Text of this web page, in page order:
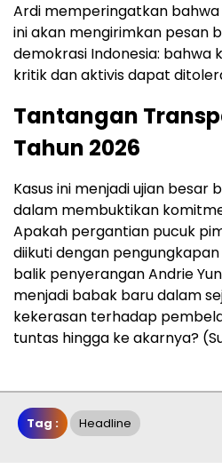
Ardi memperingatkan
ini akan mengirimkan pesan
demokrasi Indonesia: bahwa
kritik dan aktivis dapat
Tantangan
Tahun 2026
Kasus ini menjadi ujian besar
dalam membuktikan
Apakah pergantian pucuk
diikuti dengan
balik penyerangan Andrie
menjadi babak baru dalam
kekerasan terhadap
tuntas hingga ke akarnya?
Tag : Headline